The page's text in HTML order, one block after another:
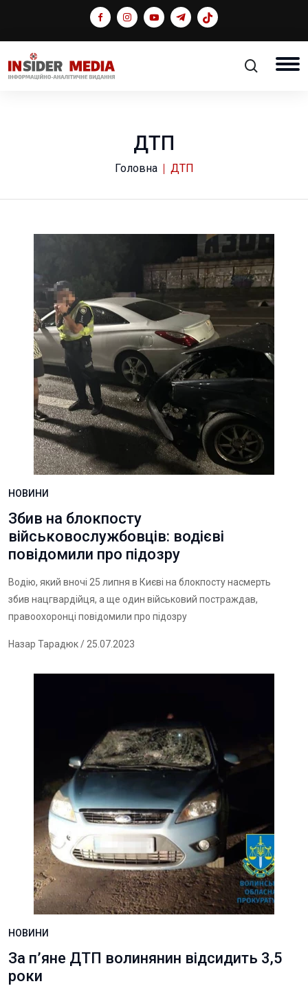
ДТП
Головна ДТП
НОВИНИ
Збив на блокпосту
військовослужбовців: водієві
повідомили про підозру
Водію, який вночі 25 липня в Києві на блокпосту насмерть
збив нацгвардійця, а ще один військовий постраждав,
правоохоронці повідомили про підозру
Назар Тарадюк/ 25.07.2023
НОВИНИ
За п’яне ДТП волинянин відсидить 3,5
роки